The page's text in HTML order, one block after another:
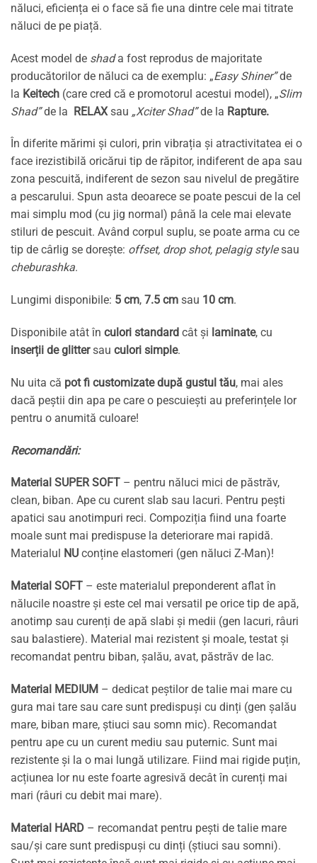
năluci, eficiența ei o face să fie una dintre cele mai titrate
năluci de pe piață.
Acest model de shada fost reprodus de majoritate
producătorilor de năluci ca de exemplu: „Easy Shiner”de
la Keitech (care cred că e promotorul acestui model), „Slim
Shad”de la RELAXsau „Xciter Shad”de la Rapture.
În diferite mărimi și culori, prin vibrația și atractivitatea ei o
face irezistibilă oricărui tip de răpitor, indiferent de apa sau
zona pescuită, indiferent de sezon sau nivelul de pregătire
a pescarului. Spun asta deoarece se poate pescui de la cel
mai simplu mod (cu jig normal) până la cele mai elevate
stiluri de pescuit. Având corpul suplu, se poate arma cu ce
tip de cârlig se dorește: offset, drop shot, pelagig stylesau
cheburashka.
Lungimi disponibile: 5 cm, 7.5 cm sau 10 cm.
Disponibile atât în culori standard cât și laminate, cu
inserții de glittersau culori simple.
Nu uita că pot fi customizate după gustul tău, mai ales
dacă peștii din apa pe care o pescuiești au preferințele lor
pentru o anumită culoare!
Recomandări:
Material SUPER SOFT – pentru năluci mici de păstrăv,
clean, biban. Ape cu curent slab sau lacuri. Pentru pești
apatici sau anotimpuri reci. Compoziția fiind una foarte
moale sunt mai predispuse la deteriorare mai rapidă.
Materialul
NU conține elastomeri (gen năluci Z-Man)!
Material SOFT – este materialul preponderent aflat în
nălucile noastre și este cel mai versatil pe orice tip de apă,
anotimp sau curenți de apă slabi și medii (gen lacuri, râuri
sau balastiere). Material mai rezistent și moale, testat și
recomandat pentru biban, șalău, avat, păstrăv de lac.
Material MEDIUM – dedicat peștilor de talie mai mare cu
gura mai tare sau care sunt predispuși cu dinți (gen șalău
mare, biban mare, știuci sau somn mic). Recomandat
pentru ape cu un curent mediu sau puternic. Sunt mai
rezistente și la o mai lungă utilizare. Fiind mai rigide puțin,
acțiunea lor nu este foarte agresivă decât în curenți mai
mari (râuri cu debit mai mare).
Material HARD – recomandat pentru pești de talie mare
sau/și care sunt predispuși cu dinți (știuci sau somni).